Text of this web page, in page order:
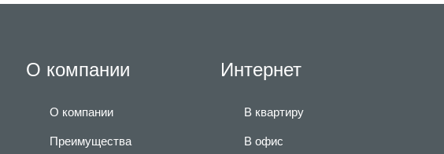
О компании
О компании
Преимущества
Интернет
В квартиру
В офис